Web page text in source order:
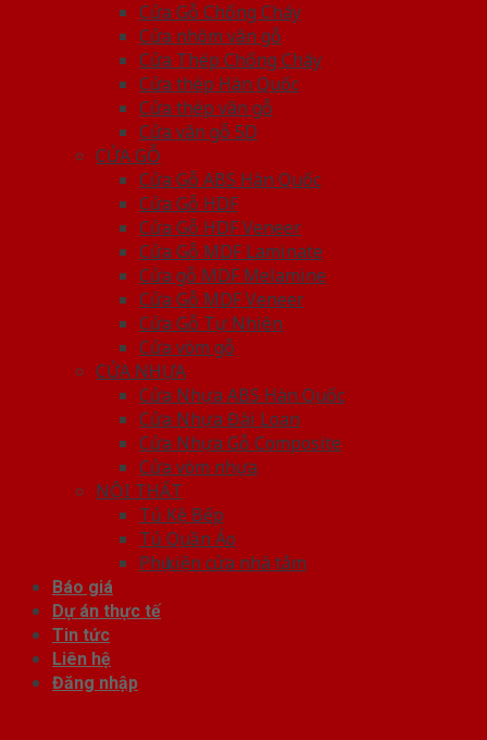
Cửa Gỗ Chống Cháy
Cửa nhôm vân gỗ
Cửa Thép Chống Cháy
Cửa thép Hàn Quốc
Cửa thép vân gỗ
Cửa vân gỗ 5D
CỬA GỖ
Cửa Gỗ ABS Hàn Quốc
Cửa Gỗ HDF
Cửa Gỗ HDF Veneer
Cửa Gỗ MDF Laminate
Cửa gỗ MDF Melamine
Cửa Gỗ MDF Veneer
Cửa Gỗ Tự Nhiên
Cửa vòm gỗ
CỬA NHỰA
Cửa Nhựa ABS Hàn Quốc
Cửa Nhựa Đài Loan
Cửa Nhựa Gỗ Composite
Cửa vòm nhựa
NỘI THẤT
Tủ Kệ Bếp
Tủ Quần Áo
Phụ kiện cửa nhà tắm
Báo giá
Dự án thực tế
Tin tức
Liên hệ
Đăng nhập